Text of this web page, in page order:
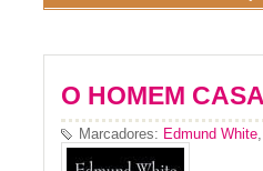
O HOMEM
Marcadores: Edmund White